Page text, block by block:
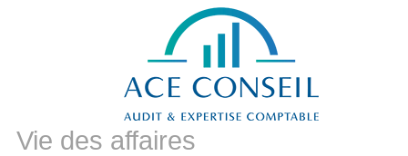
Vie des affaires